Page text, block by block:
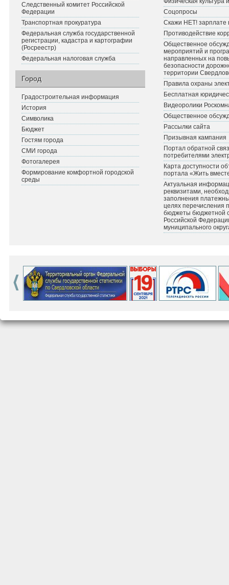
Следственный комитет Российской
Федерации
Транспортная прокуратура
Федеральная служба государственной
регистрации, кадастра и картографии
(Росреестр)
Федеральная налоговая служба
Город
Градостроительная информация
История
Символика
Бюджет
Гостям города
СМИ города
Фотогалерея
Формирование комфортной городской
среды
Соцопросы
Скажи НЕТ! зарплате
Противодействие
Общественное
мероприятий и
направленных на
безопасности
территории
Правила охраны
Бесплатная
Видеоролики
Общественное
Рассылки сайта
Призывная кампания
Портал обратной
потребителями
Карта доступности
портала «Жить
Актуальная
реквизитами,
заполнения
целях перечисления
бюджеты бюджетной
Российской
муниципального